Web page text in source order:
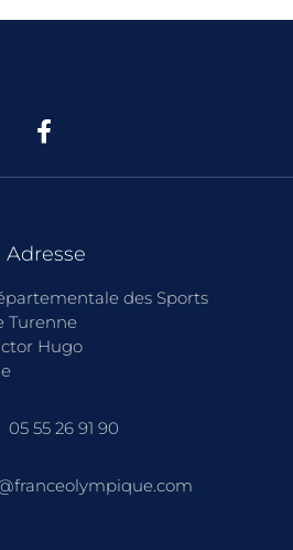
Adresse
des Sports
Turenne
Hugo
05 55 26 91 90